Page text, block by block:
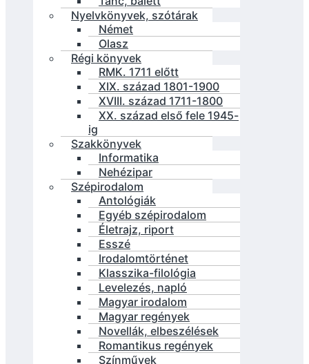
Nyelvkönyvek, szótárak
Német
Olasz
Régi könyvek
RMK. 1711 előtt
XIX. század 1801-1900
XVIII. század 1711-1800
XX. század első fele 1945-
ig
Szakkönyvek
Informatika
Nehézipar
Szépirodalom
Antológiák
Egyéb szépirodalom
Életrajz, riport
Esszé
Irodalomtörténet
Klasszika-filológia
Levelezés, napló
Magyar irodalom
Magyar regények
Novellák, elbeszélések
Romantikus regények
Színművek